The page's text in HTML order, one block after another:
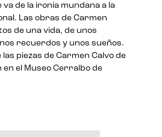
de la ironía mundana a la
Las obras de Carmen
de una vida, de unos
recuerdos y unos sueños.
las piezas de Carmen Calvo de
el Museo Cerralbo de